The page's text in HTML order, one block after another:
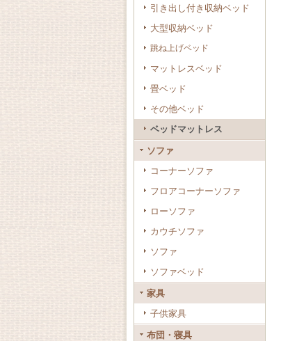
引き出し付き収納ベッド
大型収納ベッド
跳ね上げベッド
マットレスベッド
畳ベッド
その他ベッド
ベッドマットレス
ソファ
コーナーソファ
フロアコーナーソファ
ローソファ
カウチソファ
ソファ
ソファベッド
家具
子供家具
布団・寝具